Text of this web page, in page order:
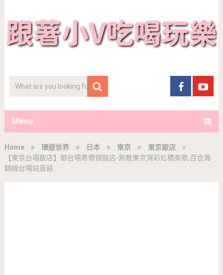
Menu
Home 環遊世界 日本 東京
東京飯店
【東京台場飯店】御台場希爾頓飯店-無敵東京灣彩虹橋美景,百合海
鷗線台場站直結